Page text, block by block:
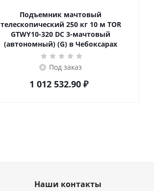
Подъемник мачтовый
телескопический 250 кг 10 м TOR
GTWY10-320 DC 3-мачтовый
(автономный) (G) в Чебоксарах
Под заказ
1 012 532.90 ₽
Наши контакты